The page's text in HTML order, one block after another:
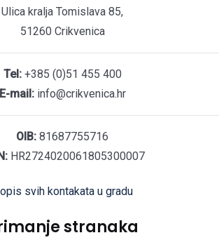
Ulica kralja Tomislava 85,
51260 Crikvenica
Tel:+385 (0)51 455 400
E-mail:info@crikvenica.hr
OIB: 81687755716
HR2724020061805300007
svih kontakata u gradu
stranaka